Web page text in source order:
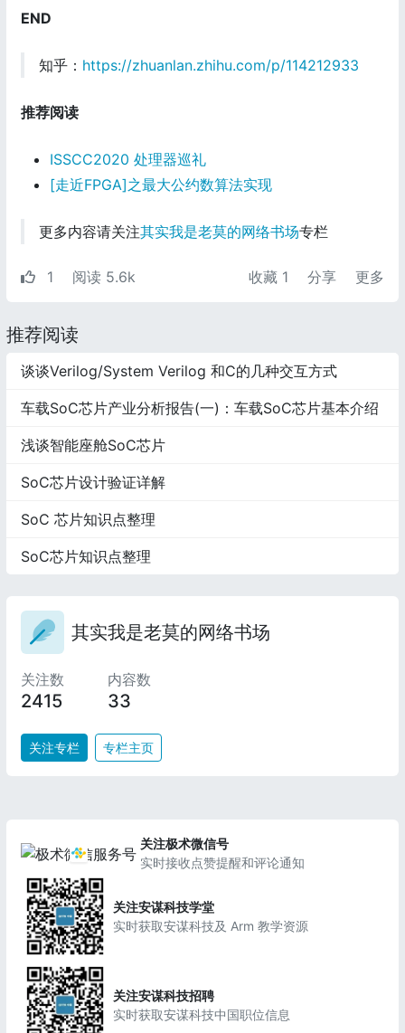
END
知乎： https://zhuanlan.zhihu.com/p/114212933
推荐阅读
ISSCC2020 处理器巡礼
[走近FPGA]之最大公约数算法实现
更多内容请关注其实我是老莫的网络书场专栏
1 阅读 5.6k 收藏 1 分享 更多
推荐阅读
谈谈Verilog/System Verilog 和C的几种交互方式
车载SoC芯片产业分析报告(一)：车载SoC芯片基本介绍
浅谈智能座舱SoC芯片
SoC芯片设计验证详解
SoC 芯片知识点整理
SoC芯片知识点整理
其实我是老莫的网络书场
关注数
2415
内容数
33
关注专栏 专栏主页
关注极术微信号
实时接收点赞提醒和评论通知
关注安谋科技学堂
实时获取安谋科技及 Arm 教学资源
关注安谋科技招聘
实时获取安谋科技中国职位信息